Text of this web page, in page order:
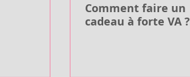
Comment faire un
cadeau à forte VA ?